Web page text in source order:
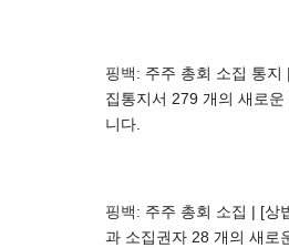
핑백: 주주 총회 소집 통지
집통지서 279 개의 새로
니다.
핑백: 주주 총회 소집 | [상
과 소집권자 28 개의 새로